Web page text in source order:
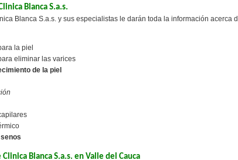
Blanca S.a.s.
Blanca S.a.s. y sus especialistas le darán toda la información acerca
la piel
eliminar las varices
de la piel
Blanca S.a.s. en Valle del Cauca